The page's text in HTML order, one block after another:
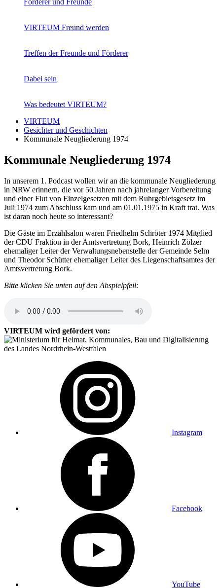
VIRTEUM Freund werden
Treffen der Freunde und Förderer
Dabei sein
Was bedeutet VIRTEUM?
VIRTEUM
Gesichter und Geschichten
Kommunale Neugliederung 1974
Kommunale Neugliederung 1974
In unserem 1. Podcast wollen wir an die kommunale Neugliederung
in NRW erinnern, die vor 50 Jahren nach jahrelanger Vorbereitung
und einer Flut von Einzelgesetzen mit dem Ruhrgebietsgesetz im
Juli 1974 zum Abschluss kam und am 01.01.1975 in Kraft trat. Was
ist daran noch heute so interessant?
Die Gäste im Erzählsalon waren Friedhelm Schröter 1974 Mitglied
der CDU Fraktion in der Amtsvertretung Bork, Heinrich Zölzer
ehemaliger Leiter der Verwaltungsnebenstelle der Gemeinde Selm
und Theodor Schütter ehemaliger Leiter des Liegenschaftsamtes der
Amtsvertretung Bork.
Bitte klicken Sie unten auf den Abspielpfeil:
VIRTEUM wird gefördert von:
Instagram
Facebook
YouTube